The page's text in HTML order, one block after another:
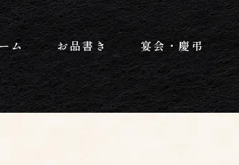
ム お品書き 宴会・慶弔